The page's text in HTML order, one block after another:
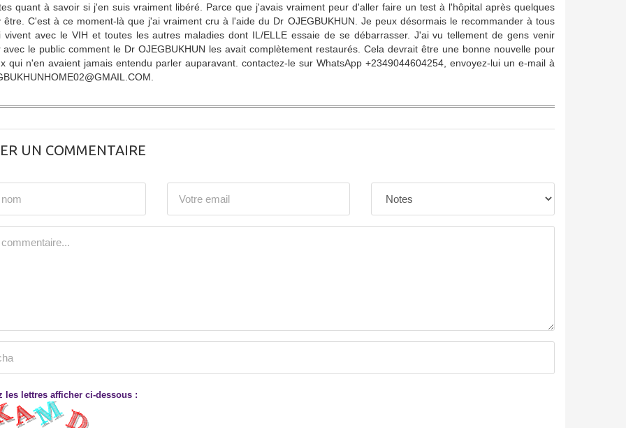
quant à savoir si j'en suis vraiment libéré. Parce que j'avais vraiment peur d'aller faire un test à l'hôpital après quelques
être. C'est à ce moment-là que j'ai vraiment cru à l'aide du Dr OJEGBUKHUN. Je peux désormais le recommander à tous
vivent avec le VIH et toutes les autres maladies dont IL/ELLE essaie de se débarrasser. J'ai vu tellement de gens venir
avec le public comment le Dr OJEGBUKHUN les avait complètement restaurés. Cela devrait être une bonne nouvelle pour
qui n'en avaient jamais entendu parler auparavant. contactez-le sur WhatsApp +2349044604254, envoyez-lui un e-mail à
UN COMMENTAIRE
les lettres afficher ci-dessous :